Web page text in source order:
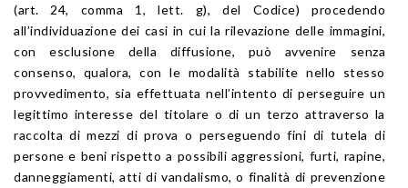
(art. 24, comma 1, lett. g), del Codice) procedendo
all’individuazione dei casi in cui la rilevazione delle immagini,
con esclusione della diffusione, può avvenire senza
consenso, qualora, con le modalità stabilite nello stesso
provvedimento, sia effettuata nell’intento di perseguire un
legittimo interesse del titolare o di un terzo attraverso la
raccolta di mezzi di prova o perseguendo fini di tutela di
persone e beni rispetto a possibili aggressioni, furti, rapine,
danneggiamenti, atti di vandalismo, o finalità di prevenzione